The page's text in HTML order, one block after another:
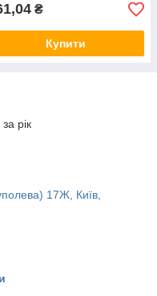
₴
Купити
рік
17Ж, Київ,